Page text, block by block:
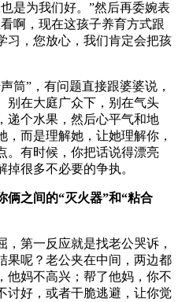
是为我们好。”然后再委婉表
啊，现在这孩子养育方式跟
习，您放心，我们肯定会把孩
筒”，有问题直接跟婆婆说，
别在大庭广众下，别在气头
递个水果，然后心平气和地
而是理解她，让她理解你，
。有时候，你把话说得漂亮
很多不必要的争执。
俩之间的“灭火器”和“粘合
第一反应就是找老公哭诉，
果呢？老公夹在中间，两边都
他妈不高兴；帮了他妈，你不
讨好，或者干脆逃避，让你觉